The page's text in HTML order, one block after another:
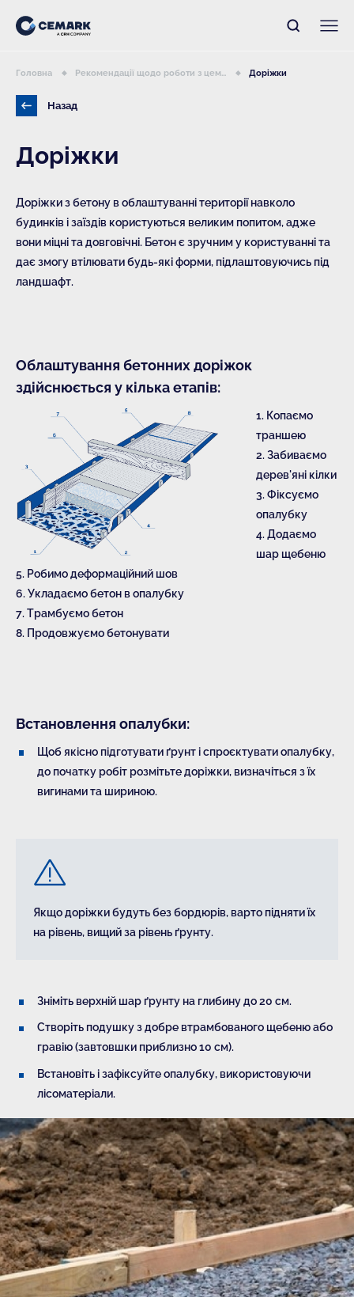
Назад
Головна Рекомендації щодо роботи з цем... Доріжки
Доріжки
Доріжки з бетону в облаштуванні території навколо
будинків і заїздів користуються великим попитом, адже
вони міцні та довговічні. Бетон є зручним у користуванні та
дає змогу втілювати будь-які форми, підлаштовуючись під
ландшафт.
Облаштування бетонних доріжок
здійснюється у кілька етапів:
1. Копаємо
траншею
2. Забиваємо
дерев'яні кілки
3. Фіксуємо
опалубку
4. Додаємо
шар щебеню
5. Робимо деформаційний шов
6. Укладаємо бетон в опалубку
7. Трамбуємо бетон
8. Продовжуємо бетонувати
Встановлення опалубки:
Щоб якісно підготувати ґрунт і спроєктувати опалубку,
до початку робіт розмітьте доріжки, визначіться з їх
вигинами та шириною.
Якщо доріжки будуть без бордюрів, варто підняти їх
на рівень, вищий за рівень ґрунту.
Зніміть верхній шар ґрунту на глибину до 20 см.
Створіть подушку з добре втрамбованого щебеню або
гравію (завтовшки приблизно 10 см).
Встановіть і зафіксуйте опалубку, використовуючи
лісоматеріали.